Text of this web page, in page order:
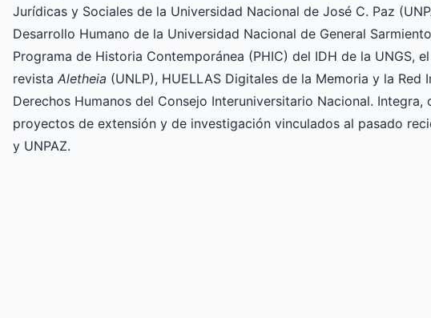
Jurídicas y Sociales de la Universidad Nacional de José C. Paz
Desarrollo Humano de la Universidad Nacional de General
Programa de Historia Contemporánea (PHIC) del IDH de la UNGS,
revista Aletheia (UNLP), HUELLAS Digitales de la Memoria y la Red
Derechos Humanos del Consejo Interuniversitario Nacional.
proyectos de extensión y de investigación vinculados al pasado
y UNPAZ.